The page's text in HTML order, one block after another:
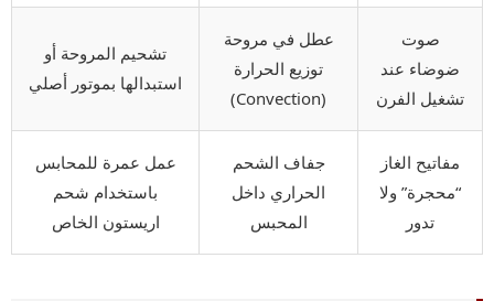
صوت
ضوضاء عند
تشغيل الفرن
عطل في مروحة
توزيع الحرارة
(Convection)
تشحيم المروحة أو
استبدالها بموتور أصلي
مفاتيح الغاز
“محجرة” ولا
تدور
جفاف الشحم
الحراري داخل
المحبس
عمل عمرة للمحابس
باستخدام شحم
اريستون الخاص